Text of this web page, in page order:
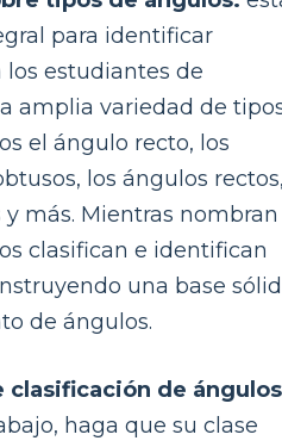
para identificar
estudiantes de
amplia variedad de
el ángulo recto, los
los ángulos
y más. Mientras nombran
clasifican e identifican
una base
de ángulos.
clasificación de
haga que su clase